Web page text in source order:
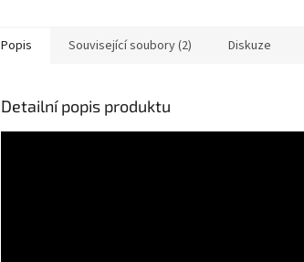
Popis Související soubory (2) Diskuze
Detailní popis produktu